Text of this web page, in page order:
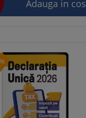
Adauga in cos